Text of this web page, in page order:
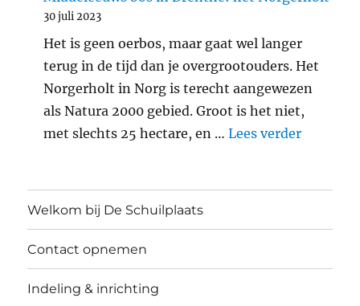
30 juli 2023
Het is geen oerbos, maar gaat wel langer
terug in de tijd dan je overgrootouders. Het
Norgerholt in Norg is terecht aangewezen
als Natura 2000 gebied. Groot is het niet,
met slechts 25 hectare, en …Lees verder
Welkom bij De Schuilplaats
Contact opnemen
Indeling & inrichting